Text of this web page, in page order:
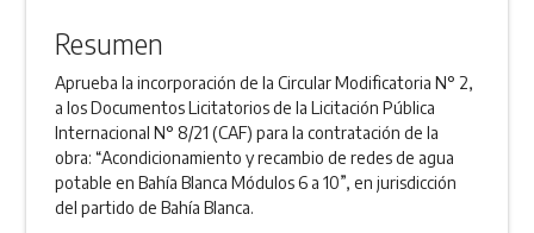
Resumen
Aprueba la incorporación de la Circular Modificatoria N° 2,
a los Documentos Licitatorios de la Licitación Pública
Internacional N° 8/21 (CAF) para la contratación de la
obra: “Acondicionamiento y recambio de redes de agua
potable en Bahía Blanca Módulos 6 a 10”, en jurisdicción
del partido de Bahía Blanca.